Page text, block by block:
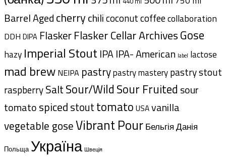
Barrel Agedcherrychilicoconutcoffeecollaboration
DDH DIPA FlaskerFlasker Cellar ArchivesGose
hazy Imperial Stout IPA IPA- American label lactose
mad brew NEIPA pastrypastry masterypastry stout
raspberrySaltSour/Wild Sour Fruited sour
tomatospicedstouttomato USAvanilla
vegetable goseVibrant PourБельгіяДанія
Польща Україна Швеція